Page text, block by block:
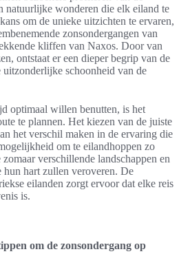
natuurlijke wonderen die elk eiland te
om de unieke uitzichten te ervaren,
zonsondergangen van
kliffen van Naxos. Door van
ontstaat er een dieper begrip van de
schoonheid van de
optimaal willen benutten, is het
te plannen. Het kiezen van de juiste
het verschil maken in de ervaring die
om te eilandhoppen zo
verschillende landschappen en
hart zullen veroveren. De
eilanden zorgt ervoor dat elke reis
is.
om de zonsondergang op